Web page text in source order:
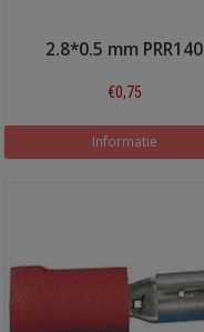
2.8*0.5 mm PRR140
€0,75
Informatie